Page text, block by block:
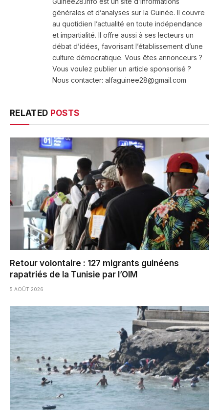
générales et d’analyses sur la Guinée. Il couvre
au quotidien l’actualité en toute indépendance
et impartialité. Il offre aussi à ses lecteurs un
débat d’idées, favorisant l’établissement d’une
culture démocratique. Vous êtes annonceurs ?
Vous voulez publier un article sponsorisé ?
Nous contacter: alfaguinee28@gmail.com
RELATED POSTS
Retour volontaire : 127 migrants guinéens
rapatriés de la Tunisie par l’OIM
5 AOÛT 2026